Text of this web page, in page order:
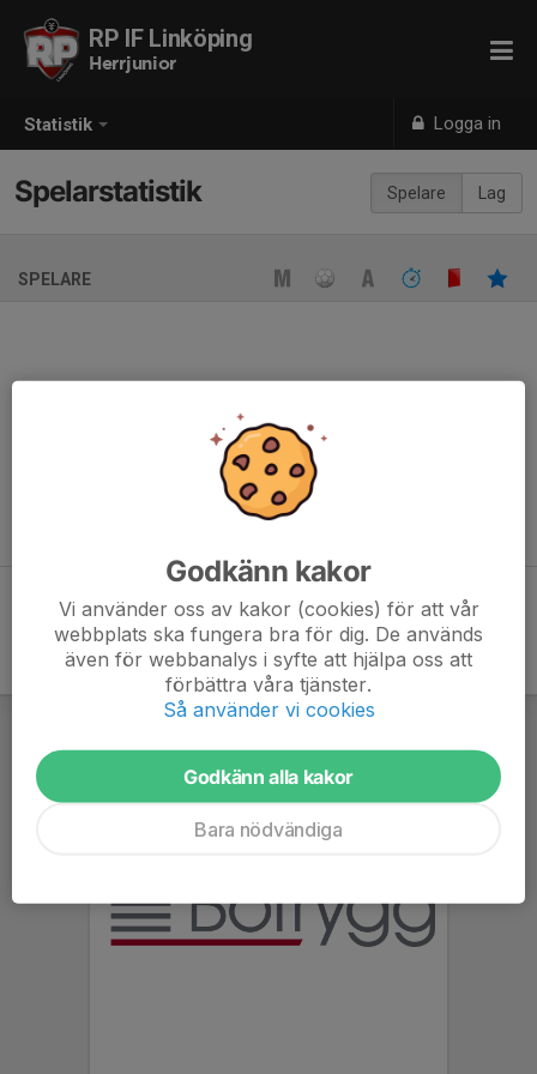
Statistik Logga in
RP IF Linköping
Herrjunior
Spelare Lag
Spelarstatistik
SPELARE
Ingen spelarstatistik sparad
När ni fyller i uppställning på respektive match visas statistiken
automatiskt på denna sida
Godkänn kakor
Vi använder oss av kakor (cookies) för att vår
webbplats ska fungera bra för dig. De används
även för webbanalys i syfte att hjälpa oss att
förbättra våra tjänster.
Så använder vi cookies
Godkänn alla kakor
Bara nödvändiga